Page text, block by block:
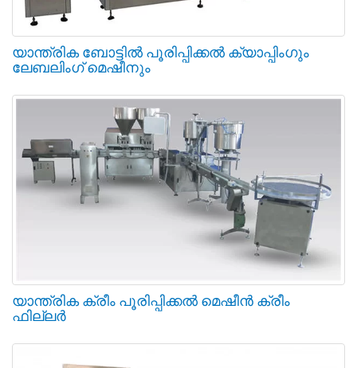
യാന്ത്രിക ബോട്ടിൽ പൂരിപ്പിക്കൽ ക്യാപ്പിംഗും
ലേബലിംഗ് മെഷീനും
യാന്ത്രിക ക്രീം പൂരിപ്പിക്കൽ മെഷീൻ ക്രീം
ഫില്ലർ